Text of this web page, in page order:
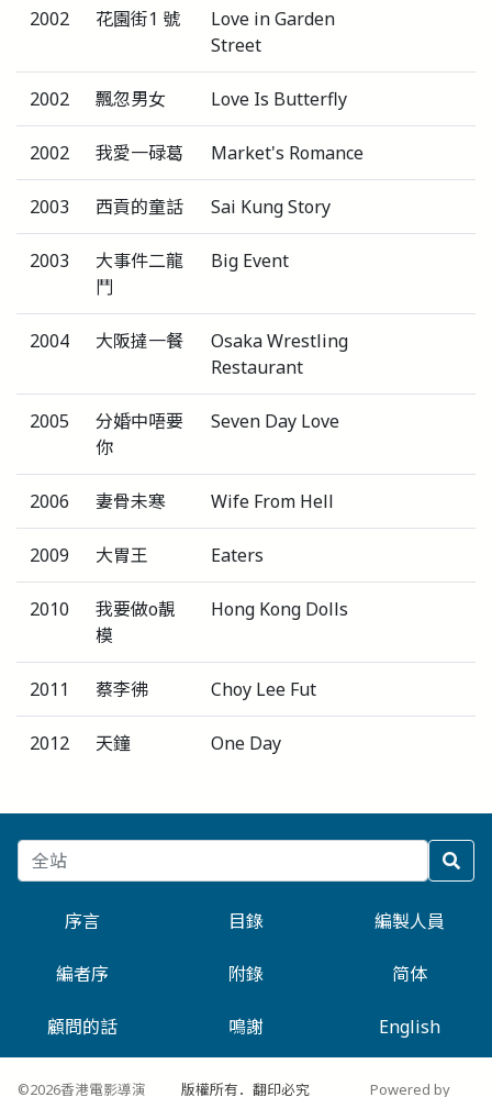
2002 花園街1 號
Love in Garden
Street
2002 飄忽男女 Love Is Butterfly
2002 我愛一碌葛 Market's Romance
2003 西貢的童話 Sai Kung Story
2003
大事件二龍
鬥
Big Event
2004 大阪撻一餐
Osaka Wrestling
Restaurant
2005
分婚中唔要
你
Seven Day Love
2006 妻骨未寒 Wife From Hell
2009 大胃王 Eaters
2010
我要做o靚
模
Hong Kong Dolls
2011 蔡李彿 Choy Lee Fut
2012 天鐘 One Day
序言 目錄 編製人員
編者序 附錄 简体
顧問的話 鳴謝 English
©2026香港電影導演 版權所有．翻印必究 Powered by